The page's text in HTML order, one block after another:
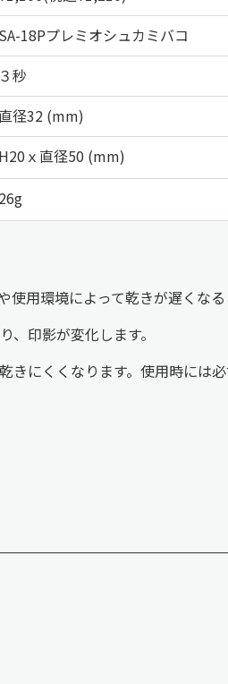
18Pプレミオシュカミバコ
秒
径32 (mm)
ｘ直径50 (mm)
用環境によって乾きが遅くなる
印影が変化します。
にくくなります。使用時には